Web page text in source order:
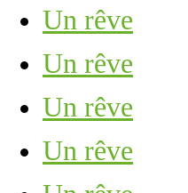
Un rêve
Un rêve
Un rêve
Un rêve